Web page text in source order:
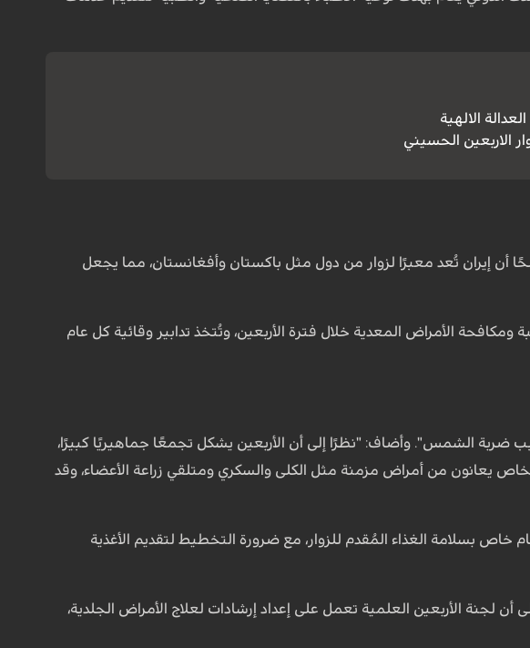
الالهية
أن إيران تُعد معبرًا لزوار من دول مثل باكستان وأفغانستان، مما يجعل
ومكافحة الأمراض المعدية خلال فترة الأربعين، وتُتخذ تدابير وقائية كل عام
العام الماضي، سُجلت 10 حالات وفاة بسبب ضربة الشمس". وأضاف: "نظرًا إلى أن الأربعين يشكل تجمعًا جماهيريًا كبيرًا،
أيضًا أشخاص يعانون من أمراض مزمنة مثل الكلى والسكري ومتلقي زراعة الأعضاء، وقد
خاص بسلامة الغذاء المُقدم للزوار، مع ضرورة التخطيط لتقديم الأغذية
أن لجنة الأربعين العلمية تعمل على إعداد إرشادات لعلاج الأمراض الجلدية،